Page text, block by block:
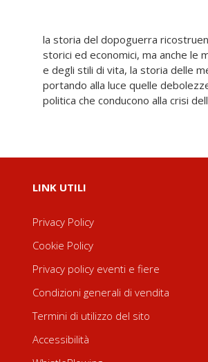
politica che conducono alla crisi
LINK UTILI
Privacy Policy
Cookie Policy
Privacy policy eventi e fiere
Condizioni generali di vendita
Termini di utilizzo del sito
Accessibilità